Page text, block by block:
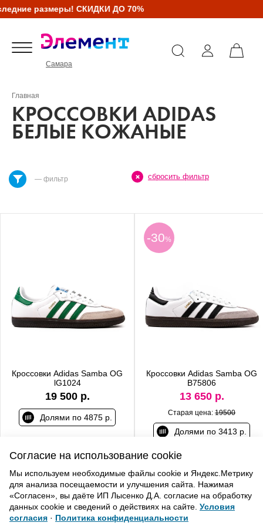
размеры! СКИДКИ ДО 70%
Самара
Главная
КРОССОВКИ ADIDAS
БЕЛЫЕ КОЖАНЫЕ
— фильтр сбросить фильтр
Кроссовки Adidas Samba OG
lG1024
19 500 р.
Долями по 4875 р.
-30%
Кроссовки Adidas Samba OG
B75806
13 650 р.
Старая цена: 19500
Долями по 3413 р.
Согласие на использование cookie
Мы используем необходимые файлы cookie и Яндекс.Метрику
для анализа посещаемости и улучшения сайта. Нажимая
«Согласен», вы даёте ИП Лысенко Д.А. согласие на обработку
данных cookie и сведений о действиях на сайте. Условия
согласия · Политика конфиденциальности